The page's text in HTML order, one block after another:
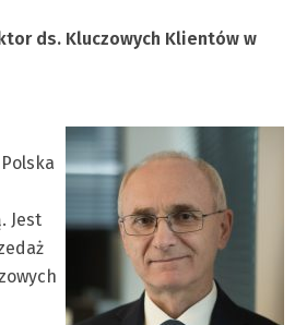
ds. Kluczowych Klientów w
Jest